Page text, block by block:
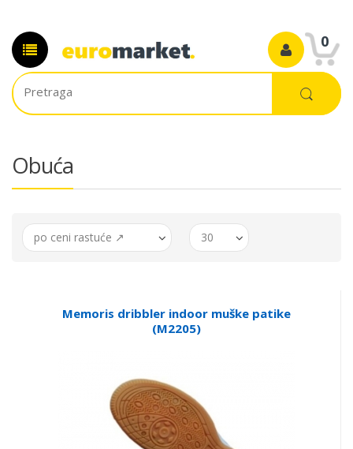
0
Obuća
po ceni rastuće ↗ 30
Memoris dribbler indoor muške patike
(M2205)